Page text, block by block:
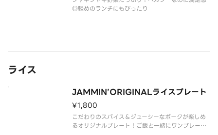
◎軽めのランチにもぴったり
ライス
JAMMIN’ORIGINALライスプレート
¥1,800
こだわりのスパイス＆ジューシーなポークが楽しめ
るオリジナルプレート！ご飯と一緒にワンプレート